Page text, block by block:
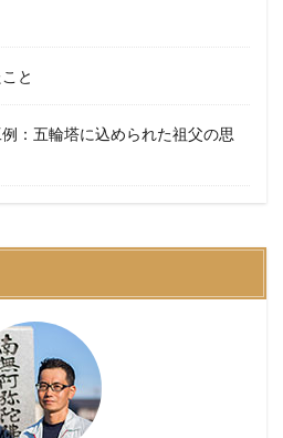
と
：五輪塔に込められた祖父の思